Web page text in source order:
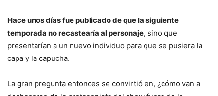
Hace unos días fue publicado de que la siguiente
temporada no recastearía al personaje, sino que
presentarían a un nuevo individuo para que se pusiera la
capa y la capucha.
La gran pregunta entonces se convirtió en, ¿cómo van a